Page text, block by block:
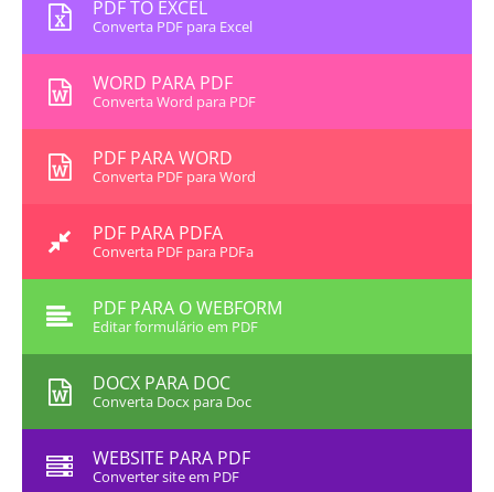
PDF TO EXCEL
Converta PDF para Excel
WORD PARA PDF
Converta Word para PDF
PDF PARA WORD
Converta PDF para Word
PDF PARA PDFA
Converta PDF para PDFa
PDF PARA O WEBFORM
Editar formulário em PDF
DOCX PARA DOC
Converta Docx para Doc
WEBSITE PARA PDF
Converter site em PDF